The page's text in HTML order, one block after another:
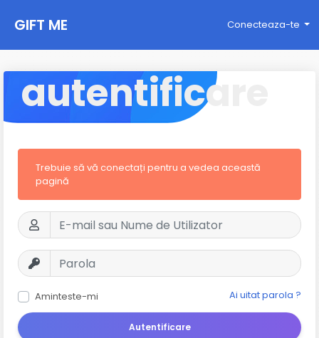
GIFT ME Conecteaza-te
autentificare
Trebuie să vă conectați pentru a vedea această
pagină
Aminteste-mi Ai uitat parola ?
Autentificare